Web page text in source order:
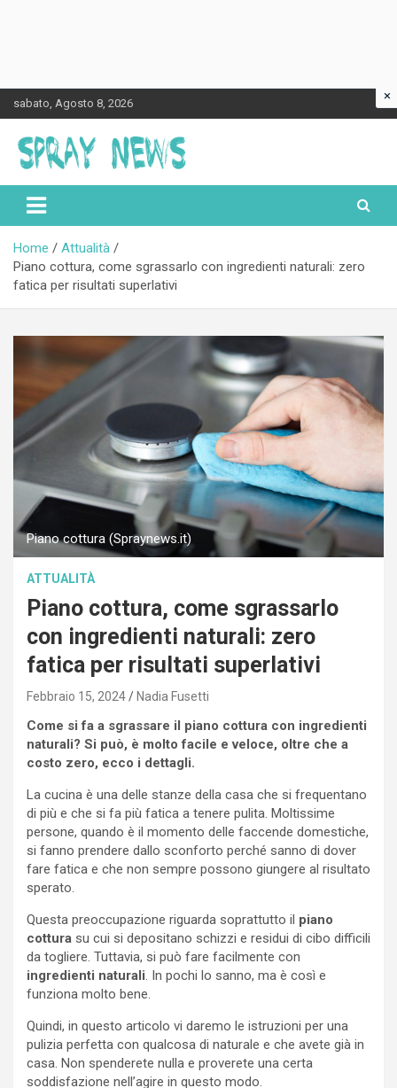
to
content
sabato, Agosto 8, 2026
Spraynews.it
Home
Attualità
Piano cottura, come sgrassarlo con ingredienti naturali: zero
fatica per risultati superlativi
Piano cottura (Spraynews.it)
ATTUALITÀ
Piano cottura, come sgrassarlo
con ingredienti naturali: zero
fatica per risultati superlativi
Febbraio 15, 2024 Nadia Fusetti
Come si fa a sgrassare il piano cottura con ingredienti
naturali? Si può, è molto facile e veloce, oltre che a
costo zero, ecco i dettagli.
La cucina è una delle stanze della casa che si frequentano
di più e che si fa più fatica a tenere pulita. Moltissime
persone, quando è il momento delle faccende domestiche,
si fanno prendere dallo sconforto perché sanno di dover
fare fatica e che non sempre possono giungere al risultato
sperato.
Questa preoccupazione riguarda soprattutto il piano
cottura su cui si depositano schizzi e residui di cibo difficili
da togliere. Tuttavia, si può fare facilmente con
ingredienti naturali. In pochi lo sanno, ma è così e
funziona molto bene.
Quindi, in questo articolo vi daremo le istruzioni per una
pulizia perfetta con qualcosa di naturale e che avete già in
casa. Non spenderete nulla e proverete una certa
soddisfazione nell’agire in questo modo.
×